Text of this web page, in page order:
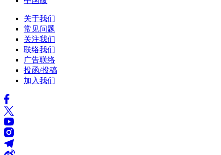
关于我们
常见问题
关注我们
联络我们
广告联络
投函/投稿
加入我们